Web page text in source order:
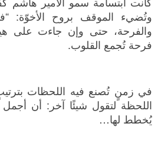
وتُضيء الموقف بروح الأخوّة:
والفرحة، حتى وإن جاءت على
فرحة تُجمع القلوب.
في زمنٍ تُصنع فيه اللحظات
اللحظة لتقول شيئًا آخر: أن
يُخطط لها…